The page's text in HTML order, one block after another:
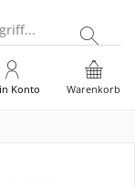
Warenkorb
Konto